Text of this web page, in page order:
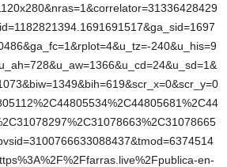
240&u_his=9
en-